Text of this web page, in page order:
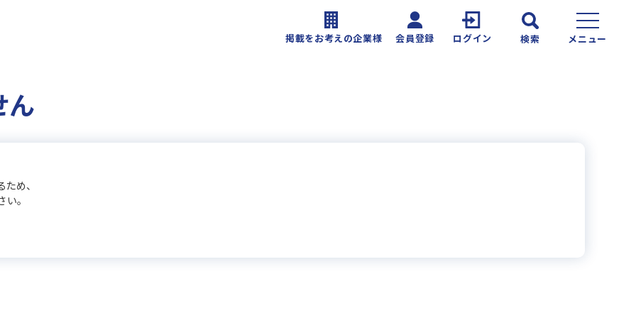
掲載をお考えの企業様 会員登録 ログイン 検索 メニュー
ん
め、
。